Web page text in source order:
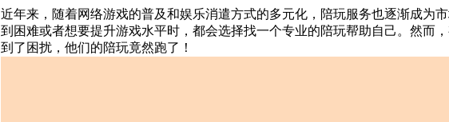
近年来，随着网络游戏的普及和娱乐消遣方式的多元化，陪玩服务也逐渐成为
到困难或者想要提升游戏水平时，都会选择找一个专业的陪玩帮助自己。然而
到了困扰，他们的陪玩竟然跑了！